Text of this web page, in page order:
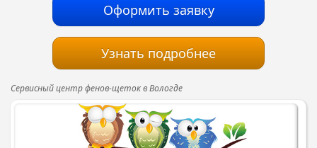
Оформить заявку
Узнать подробнее
Сервисный центр фенов-щеток в Вологде